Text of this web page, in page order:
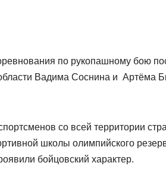
по рукопашному бою
Вадима Соснина и Артёма
со всей территории
школы олимпийского
бойцовский характер.